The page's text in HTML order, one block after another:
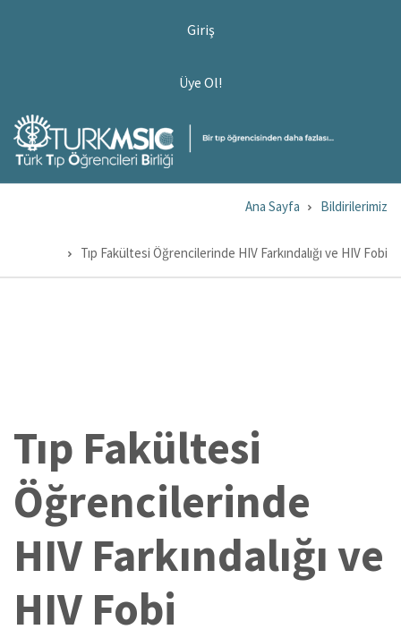
Giriş
Üye Ol!
Ana Sayfa Bildirilerimiz
Tıp Fakültesi Öğrencilerinde HIV Farkındalığı ve HIV Fobi
Tıp Fakültesi
Öğrencilerinde
HIV Farkındalığı ve
HIV Fobi